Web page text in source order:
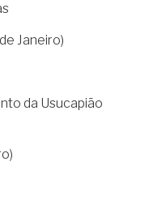
Janeiro)
da Usucapião